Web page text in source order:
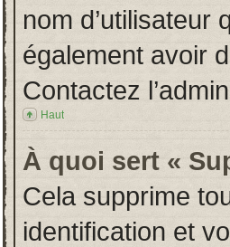
nom d’utilisateur
également avoir
Contactez
Haut
À quoi sert «
Cela supprime
identification et